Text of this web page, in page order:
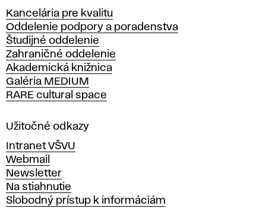
s
o
k
á
š
k
o
a
ý
t
v
a
r
Kancelária pre kvalitu
Oddelenie podpory a poradenstva
Študijné oddelenie
Zahraničné oddelenie
Akademická knižnica
Galéria MEDIUM
RARE cultural space
Užitočné odkazy
Intranet VŠVU
Webmail
Newsletter
Na stiahnutie
Slobodný prístup k informáciám